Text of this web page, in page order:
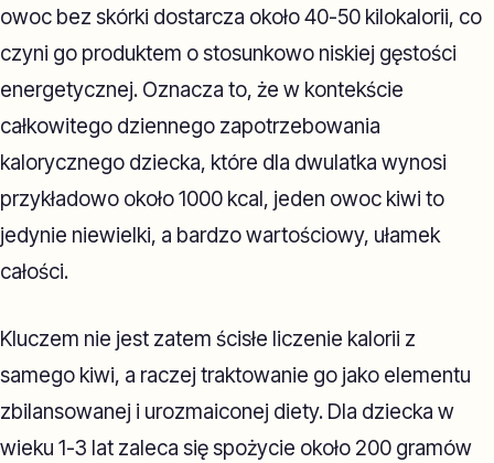
owoc bez skórki dostarcza około 40-50 kilokalorii, co
czyni go produktem o stosunkowo niskiej gęstości
energetycznej. Oznacza to, że w kontekście
całkowitego dziennego zapotrzebowania
kalorycznego dziecka, które dla dwulatka wynosi
przykładowo około 1000 kcal, jeden owoc kiwi to
jedynie niewielki, a bardzo wartościowy, ułamek
całości.
Kluczem nie jest zatem ścisłe liczenie kalorii z
samego kiwi, a raczej traktowanie go jako elementu
zbilansowanej i urozmaiconej diety. Dla dziecka w
wieku 1-3 lat zaleca się spożycie około 200 gramów